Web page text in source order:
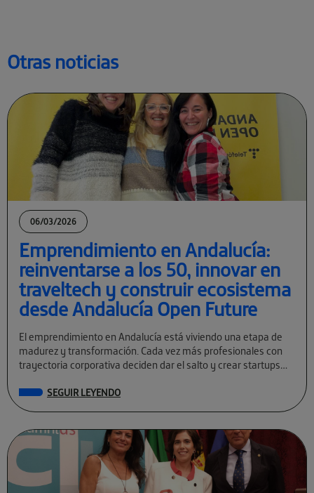
Otras noticias
06/03/2026
Emprendimiento en Andalucía:
reinventarse a los 50, innovar en
traveltech y construir ecosistema
desde Andalucía Open Future
El emprendimiento en Andalucía está viviendo una etapa de
madurez y transformación. Cada vez más profesionales con
trayectoria corporativa deciden dar el salto y crear startups
SEGUIR LEYENDO